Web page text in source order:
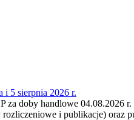
i 5 sierpnia 2026 r.
doby handlowe 04.08.2026
i publikacje) oraz